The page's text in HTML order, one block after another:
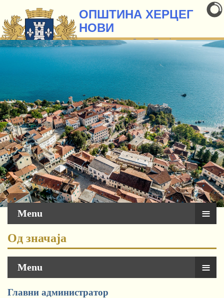
ОПШТИНА ХЕРЦЕГ
НОВИ
званична презентација
Сервис за грађане
Menu ≡
Од значаја
Menu ≡
Главни администратор